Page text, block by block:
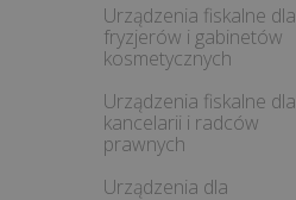
Urządzenia fiskalne dla
fryzjerów i gabinetów
kosmetycznych
Urządzenia fiskalne dla
kancelarii i radców
prawnych
Urządzenia dla